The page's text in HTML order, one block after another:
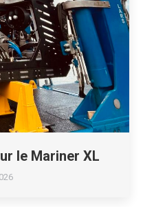
le Mariner XL